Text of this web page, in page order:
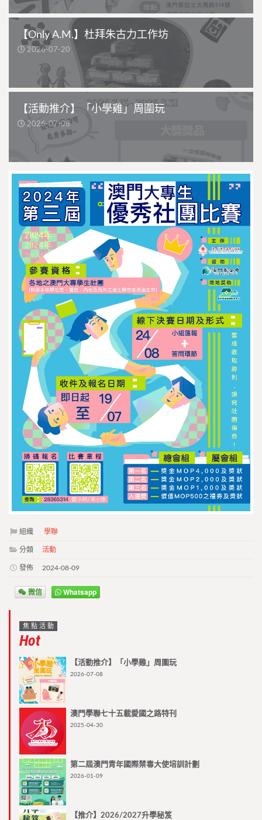
【Only A.M.】杜拜朱古力工作坊
2026-07-20
【活動推介】「小學雞」周圍玩
2026-07-08
組織 學聯
分類 活動
發佈 2024-08-09
微信 Whatsapp
焦點活動
Hot
【活動推介】「小學雞」周圍玩
2026-07-08
澳門學聯七十五載愛國之路特刊
2025-04-30
第二屆澳門青年國際禁毒大使培訓計劃
2026-01-09
【推介】2026/2027升學秘笈